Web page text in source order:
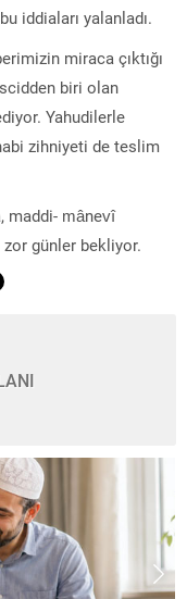
iddiaları yalanladı.
miraca çıktığı
biri olan
Yahudilerle
zihniyeti de teslim
maddi- mânevî
zor günler bekliyor.